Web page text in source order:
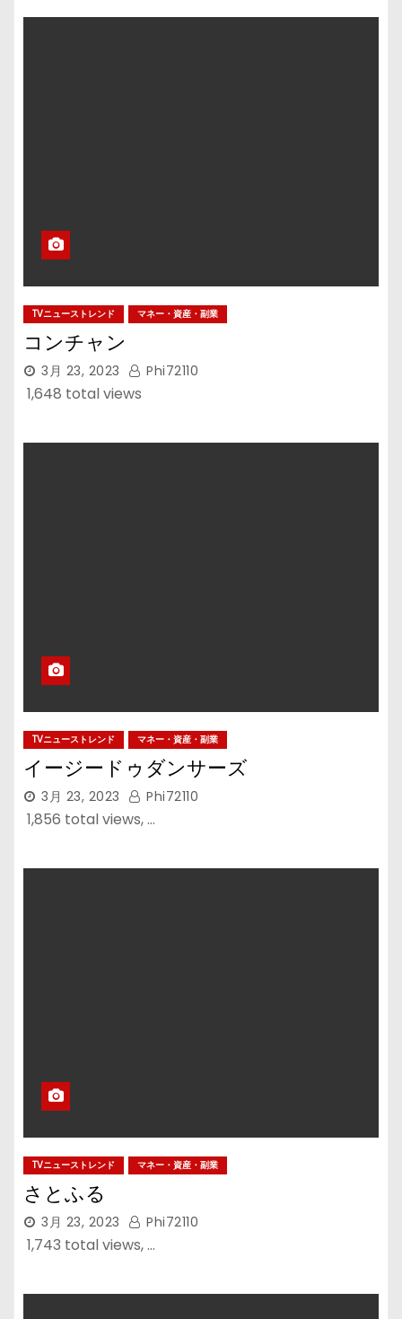
TVニューストレンド マネー・資産・副業
コンチャン
3月 23, 2023 Phi72110
1,648 total views
TVニューストレンド マネー・資産・副業
イージードゥダンサーズ
3月 23, 2023 Phi72110
1,856 total views, …
TVニューストレンド マネー・資産・副業
さとふる
3月 23, 2023 Phi72110
1,743 total views, …